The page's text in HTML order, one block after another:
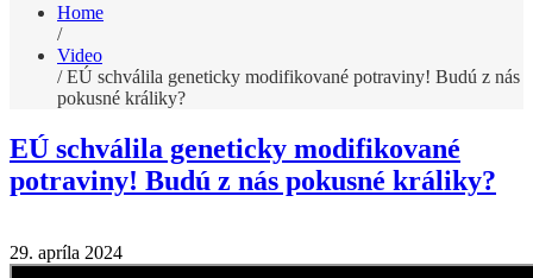
Home
/
Video
/ EÚ schválila geneticky modifikované potraviny! Budú z nás
pokusné králiky?
EÚ schválila geneticky modifikované
potraviny! Budú z nás pokusné králiky?
29. apríla 2024